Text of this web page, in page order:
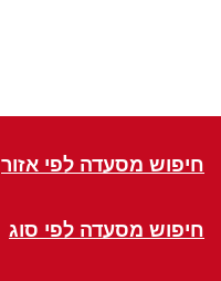
חיפוש מסעדה לפי אזור
חיפוש מסעדה לפי סוג